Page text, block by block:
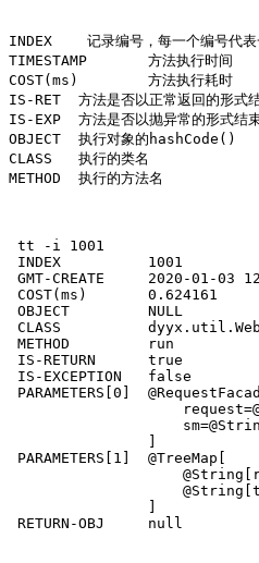
INDEX	 记录编号，每一个编号代表一次调用
TIMESTAMP	方法执行时间
COST(ms)	方法执行耗时
IS-RET	方法是否以正常返回的形式结束
IS-EXP	方法是否以抛异常的形式结束
OBJECT	执行对象的hashCode()
CLASS	执行的类名
METHOD	执行的方法名
tt -i 1001
GMT-
IS-
IS-
RETURN-OBJ